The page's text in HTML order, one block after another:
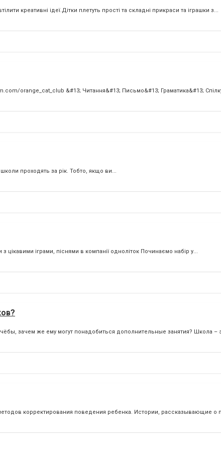
креативні ідеї.Дітки плетуть прості та складні прикраси та іграшки з...
orange_cat_club &#13; Читання&#13; Письмо&#13; Граматика&#13;
проходять за рік. Тобто, якщо ви...
іграми, піснями в компанії одноліток Починаємо набір у...
зачем же ему могут понадобиться дополнительные занятия? Школа –
корректирования поведения ребенка. Истории, рассказывающие о